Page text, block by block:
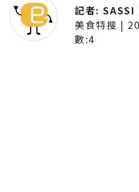
記者:SASSI
美食特搜 |
數:4